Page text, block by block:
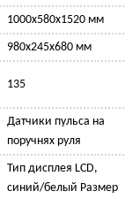
1000x580x1520 мм
980x245x680 мм
135
Датчики пульса на
поручнях руля
Тип дисплея LCD,
синий/белый Размер